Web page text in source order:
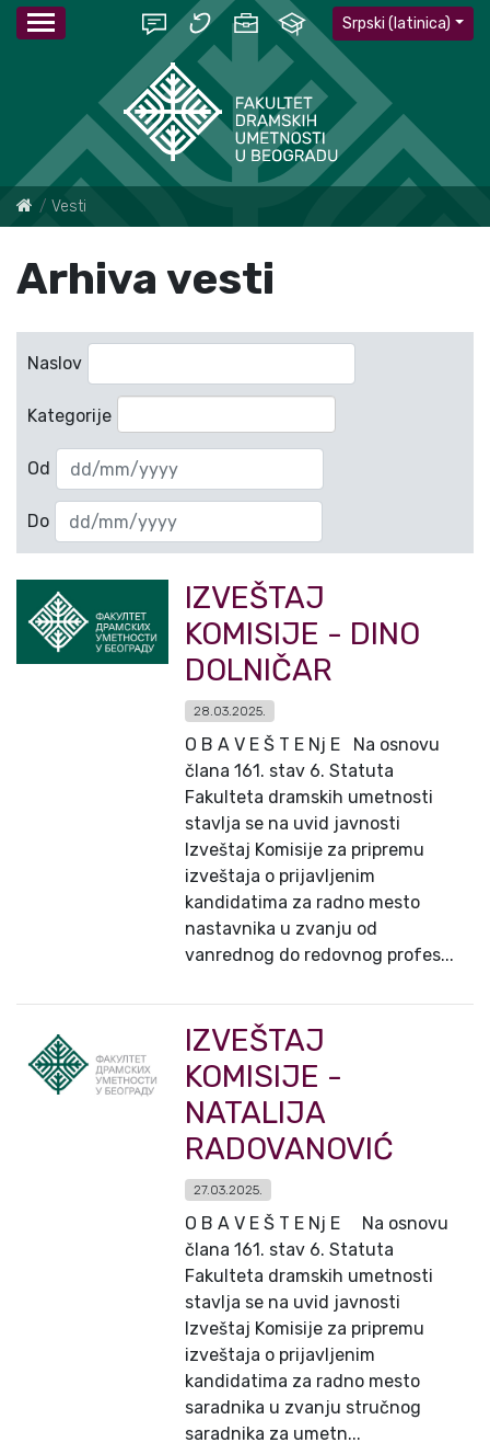
Srpski (latinica)
Vesti
Arhiva vesti
Naslov
Kategorije
Od
Do
IZVEŠTAJ
KOMISIJE - DINO
DOLNIČAR
28.03.2025.
O B A V E Š T E Nj E Na osnovu
člana 161. stav 6. Statuta
Fakulteta dramskih umetnosti
stavlja se na uvid javnosti
Izveštaj Komisije za pripremu
izveštaja o prijavljenim
kandidatima za radno mesto
nastavnika u zvanju od
vanrednog do redovnog profes...
IZVEŠTAJ
KOMISIJE -
NATALIJA
RADOVANOVIĆ
27.03.2025.
O B A V E Š T E Nj E Na osnovu
člana 161. stav 6. Statuta
Fakulteta dramskih umetnosti
stavlja se na uvid javnosti
Izveštaj Komisije za pripremu
izveštaja o prijavljenim
kandidatima za radno mesto
saradnika u zvanju stručnog
saradnika za umetn...